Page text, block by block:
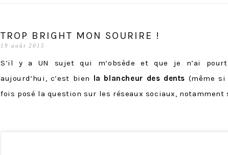
TROP BRIGHT MON SOURIRE !
19 août 2015
S’il y a UN sujet qui m’obsède et que je n’ai
aujourd’hui, c’est bien la blancheur des dents (même si
fois posé la question sur les réseaux sociaux, notamment